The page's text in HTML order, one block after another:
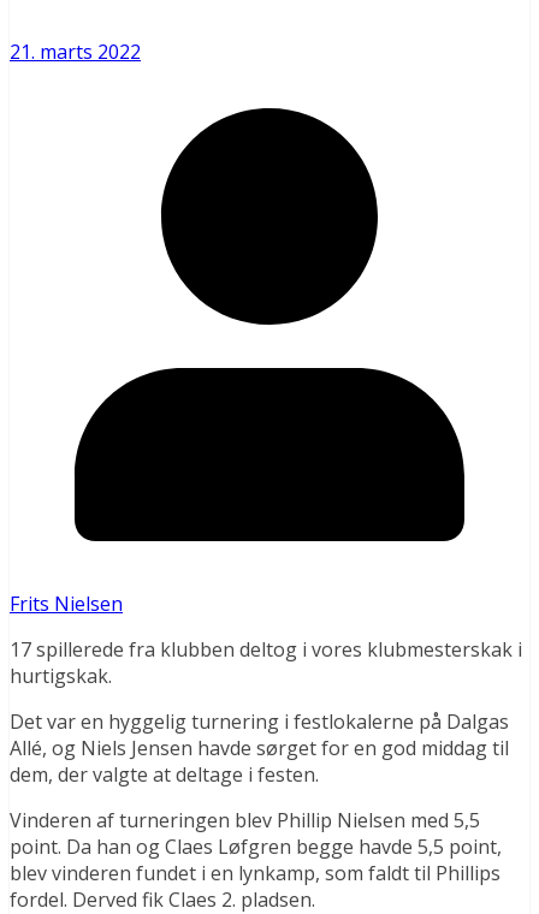
21. marts 2022
Frits Nielsen
17 spillerede fra klubben deltog i vores klubmesterskak i
hurtigskak.
Det var en hyggelig turnering i festlokalerne på Dalgas
Allé, og Niels Jensen havde sørget for en god middag til
dem, der valgte at deltage i festen.
Vinderen af turneringen blev Phillip Nielsen med 5,5
point. Da han og Claes Løfgren begge havde 5,5 point,
blev vinderen fundet i en lynkamp, som faldt til Phillips
fordel. Derved fik Claes 2. pladsen.